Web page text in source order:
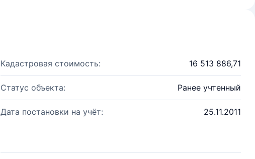
Кадастровая стоимость: 16 513 886,71
Статус объекта: Ранее учтенный
Дата постановки на учёт: 25.11.2011